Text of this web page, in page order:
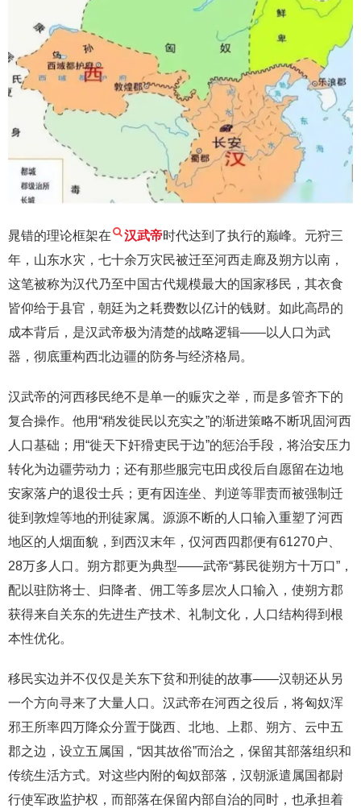
晁错的理论框架在 汉武帝时代达到了执行的巅峰。元狩三
年，山东水灾，七十余万灾民被迁至河西走廊及朔方以南，
这笔被称为汉代乃至中国古代规模最大的国家移民，其衣食
皆仰给于县官，朝廷为之耗费数以亿计的钱财。如此高昂的
成本背后，是汉武帝极为清楚的战略逻辑——以人口为武
器，彻底重构西北边疆的防务与经济格局。
汉武帝的河西移民绝不是单一的赈灾之举，而是多管齐下的
复合操作。他用“稍发徙民以充实之”的渐进策略不断巩固河西
人口基础；用“徙天下奸猾吏民于边”的惩治手段，将治安压力
转化为边疆劳动力；还有那些服完屯田戍役后自愿留在边地
安家落户的退役士兵；更有因连坐、判逆等罪责而被强制迁
徙到敦煌等地的刑徒家属。源源不断的人口输入重塑了河西
地区的人烟面貌，到西汉末年，仅河西四郡便有61270户、
28万多人口。朔方郡更为典型——武帝“募民徙朔方十万口”，
配以驻防将士、归降者、佣工等多层次人口输入，使朔方郡
获得来自关东的先进生产技术、礼制文化，人口结构得到根
本性优化。
移民实边并不仅仅是关东下贫和刑徒的故事——汉朝还从另
一个方向寻来了大量人口。汉武帝在河西之役后，将匈奴浑
邪王所率四万降众分置于陇西、北地、上郡、朔方、云中五
郡之边，设立五属国，“因其故俗”而治之，保留其部落组织和
传统生活方式。对这些内附的匈奴部落，汉朝派遣属国都尉
行使军政监护权，而部落在保留内部自治的同时，也承担着